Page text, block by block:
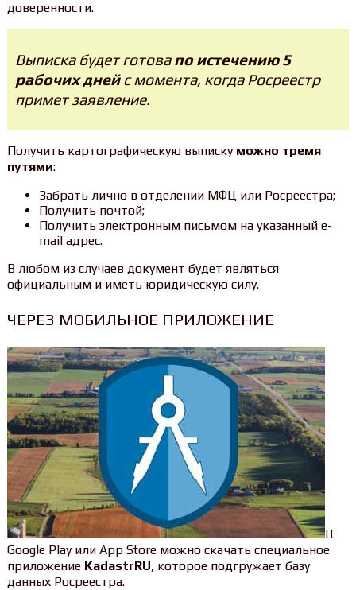
доверенности.
Выписка будет готовапо истечению 5
рабочих днейс момента, когда Росреестр
примет заявление.
Получить картографическую выписку можно тремя
путями:
Забрать лично в отделении МФЦ или Росреестра;
Получить почтой;
Получить электронным письмом на указанный e-
mail адрес.
В любом из случаев документ будет являться
официальным и иметь юридическую силу.
ЧЕРЕЗ МОБИЛЬНОЕ ПРИЛОЖЕНИЕ
В
Google Play или App Store можно скачать специальное
приложение KadastrRU, которое подгружает базу
данных Росреестра.